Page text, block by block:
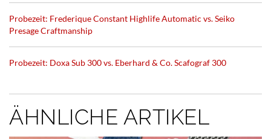
Probezeit: Frederique Constant Highlife Automatic vs. Seiko
Presage Craftmanship
Probezeit: Doxa Sub 300 vs. Eberhard & Co. Scafograf 300
ÄHNLICHE ARTIKEL